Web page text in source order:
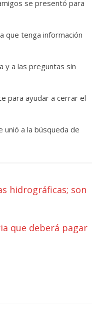
se presentó para
que tenga información
y a las preguntas sin
para ayudar a cerrar el
unió a la búsqueda de
hidrográficas; son
que deberá pagar